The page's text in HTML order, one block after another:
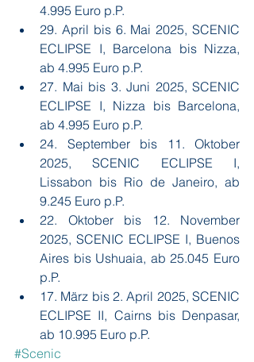
4.995 Euro p.P.
29. April bis 6. Mai 2025, SCENIC
ECLIPSE I, Barcelona bis Nizza,
ab 4.995 Euro p.P.
27. Mai bis 3. Juni 2025, SCENIC
ECLIPSE I, Nizza bis Barcelona,
ab 4.995 Euro p.P.
24. September bis 11. Oktober
2025, SCENIC ECLIPSE I,
Lissabon bis Rio de Janeiro, ab
9.245 Euro p.P.
22. Oktober bis 12. November
2025, SCENIC ECLIPSE I, Buenos
Aires bis Ushuaia, ab 25.045 Euro
p.P.
17. März bis 2. April 2025, SCENIC
ECLIPSE II, Cairns bis Denpasar,
ab 10.995 Euro p.P.
#Scenic